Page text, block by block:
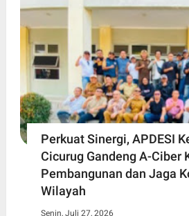
Perkuat Sinergi, APDESI
Cicurug Gandeng A-Ciber
Pembangunan dan Jaga
Wilayah
Senin, Juli 27, 2026